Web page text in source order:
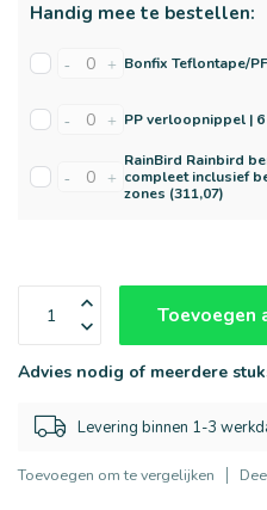
Handig mee te bestellen:
- + Bonfix Teflontape/
- + PP verloopnippel | 6
- +
RainBird Rainbird
compleet inclusief
zones (311,07)
Toevoegen
Advies nodig of meerdere
Levering binnen 1-3
Toevoegen om te vergelijken